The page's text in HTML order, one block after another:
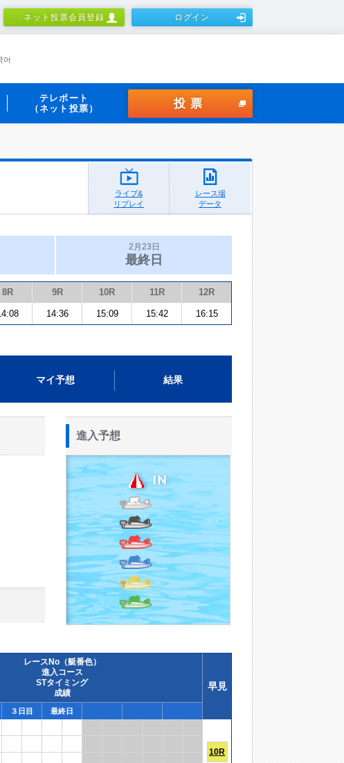
ネット投票会員登録 ログイン
어
テレボート
（ネット投票）
投票
ライブ&
リプレイ
レース場
データ
2月23日
最終日
8R 9R 10R 11R 12R
14:36 15:09 15:42 16:15
マイ予想 結果
進入予想
レースNo（艇番色）
進入コース
STタイミング
成績
早見
３日目 最終日
10R